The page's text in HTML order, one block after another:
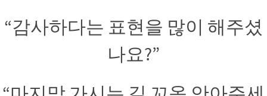
“감사하다는 표현을 많이 해주셨
나요?”